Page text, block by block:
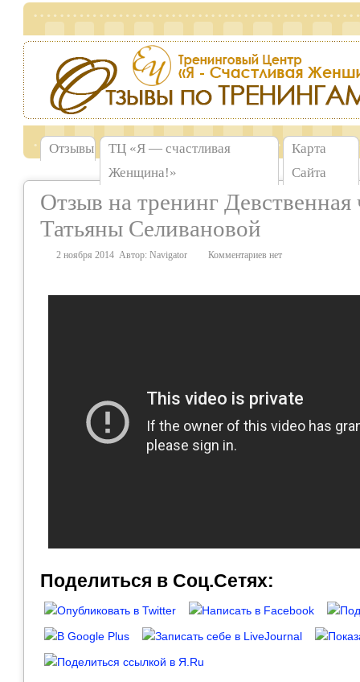
Отзывы
TЦ «Я — счастливая
Женщина!»
Карта
Сайта
Отзыв на тренинг Девственная
Татьяны Селивановой
2 ноября 2014 Автор: Navigator Комментариев нет
Поделиться в Соц.Сетях: